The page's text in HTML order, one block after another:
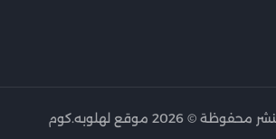
محفوظة © 2026 موقع لهلوبه.كوم